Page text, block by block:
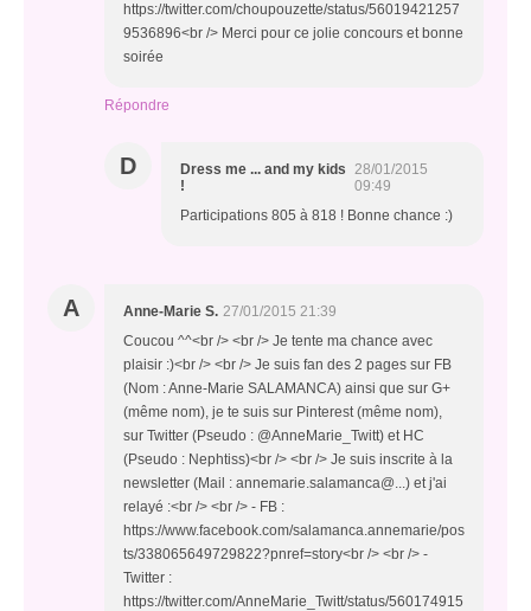
https://twitter.com/choupouzette/status/56019421257
9536896<br /> Merci pour ce jolie concours et bonne
soirée
Répondre
D
Dress me ... and my kids
!
28/01/2015
09:49
Participations 805 à 818 ! Bonne chance :)
A Anne-Marie S. 27/01/2015 21:39
Coucou ^^<br /> <br /> Je tente ma chance avec
plaisir :)<br /> <br /> Je suis fan des 2 pages sur FB
(Nom : Anne-Marie SALAMANCA) ainsi que sur G+
(même nom), je te suis sur Pinterest (même nom),
sur Twitter (Pseudo : @AnneMarie_Twitt) et HC
(Pseudo : Nephtiss)<br /> <br /> Je suis inscrite à la
newsletter (Mail : annemarie.salamanca@...) et j'ai
relayé :<br /> <br /> - FB :
https://www.facebook.com/salamanca.annemarie/pos
ts/338065649729822?pnref=story<br /> <br /> -
Twitter :
https://twitter.com/AnneMarie_Twitt/status/560174915